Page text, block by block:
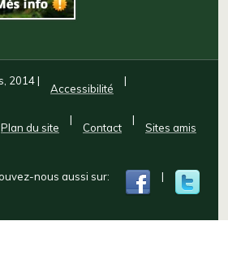
2014|
Accessibilité
|
Plan du site
|
Contact
|
Sites amis
nous aussi sur:
|